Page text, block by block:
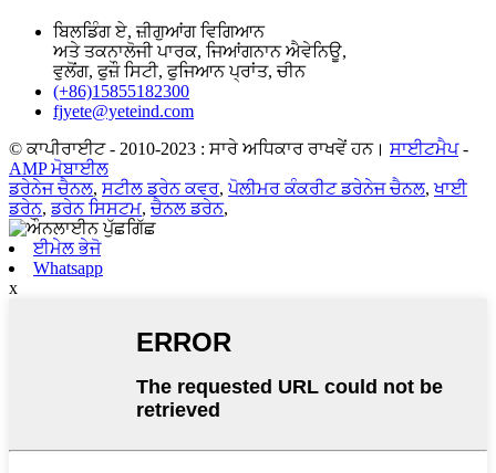
ਬਿਲਡਿੰਗ ਏ, ਜ਼ੀਗੁਆਂਗ ਵਿਗਿਆਨ
ਅਤੇ ਤਕਨਾਲੋਜੀ ਪਾਰਕ, ​​ਜਿਆਂਗਨਾਨ ਐਵੇਨਿਊ,
ਵੁਲੋਂਗ, ਫੁਜ਼ੌ ਸਿਟੀ, ਫੁਜਿਆਨ ਪ੍ਰਾਂਤ, ਚੀਨ
(+86)15855182300
fjyete@yeteind.com
© ਕਾਪੀਰਾਈਟ - 2010-2023 : ਸਾਰੇ ਅਧਿਕਾਰ ਰਾਖਵੇਂ ਹਨ। ਸਾਈਟਮੈਪ-
AMP ਮੋਬਾਈਲ
ਡਰੇਨੇਜ ਚੈਨਲ, ਸਟੀਲ ਡਰੇਨ ਕਵਰ,ਪੋਲੀਮਰ ਕੰਕਰੀਟ ਡਰੇਨੇਜ ਚੈਨਲ,ਖਾਈ
ਡਰੇਨ,ਡਰੇਨ ਸਿਸਟਮ, ਚੈਨਲ ਡਰੇਨ,
ਈਮੇਲ ਭੇਜੋ
Whatsapp
x